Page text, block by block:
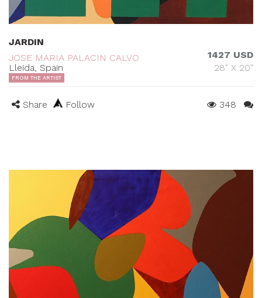
JARDIN
JOSE MARIA PALACIN CALVO
Lleida, Spain
1427 USD
28" X 20"
FROM THE ARTIST
Share Follow 348